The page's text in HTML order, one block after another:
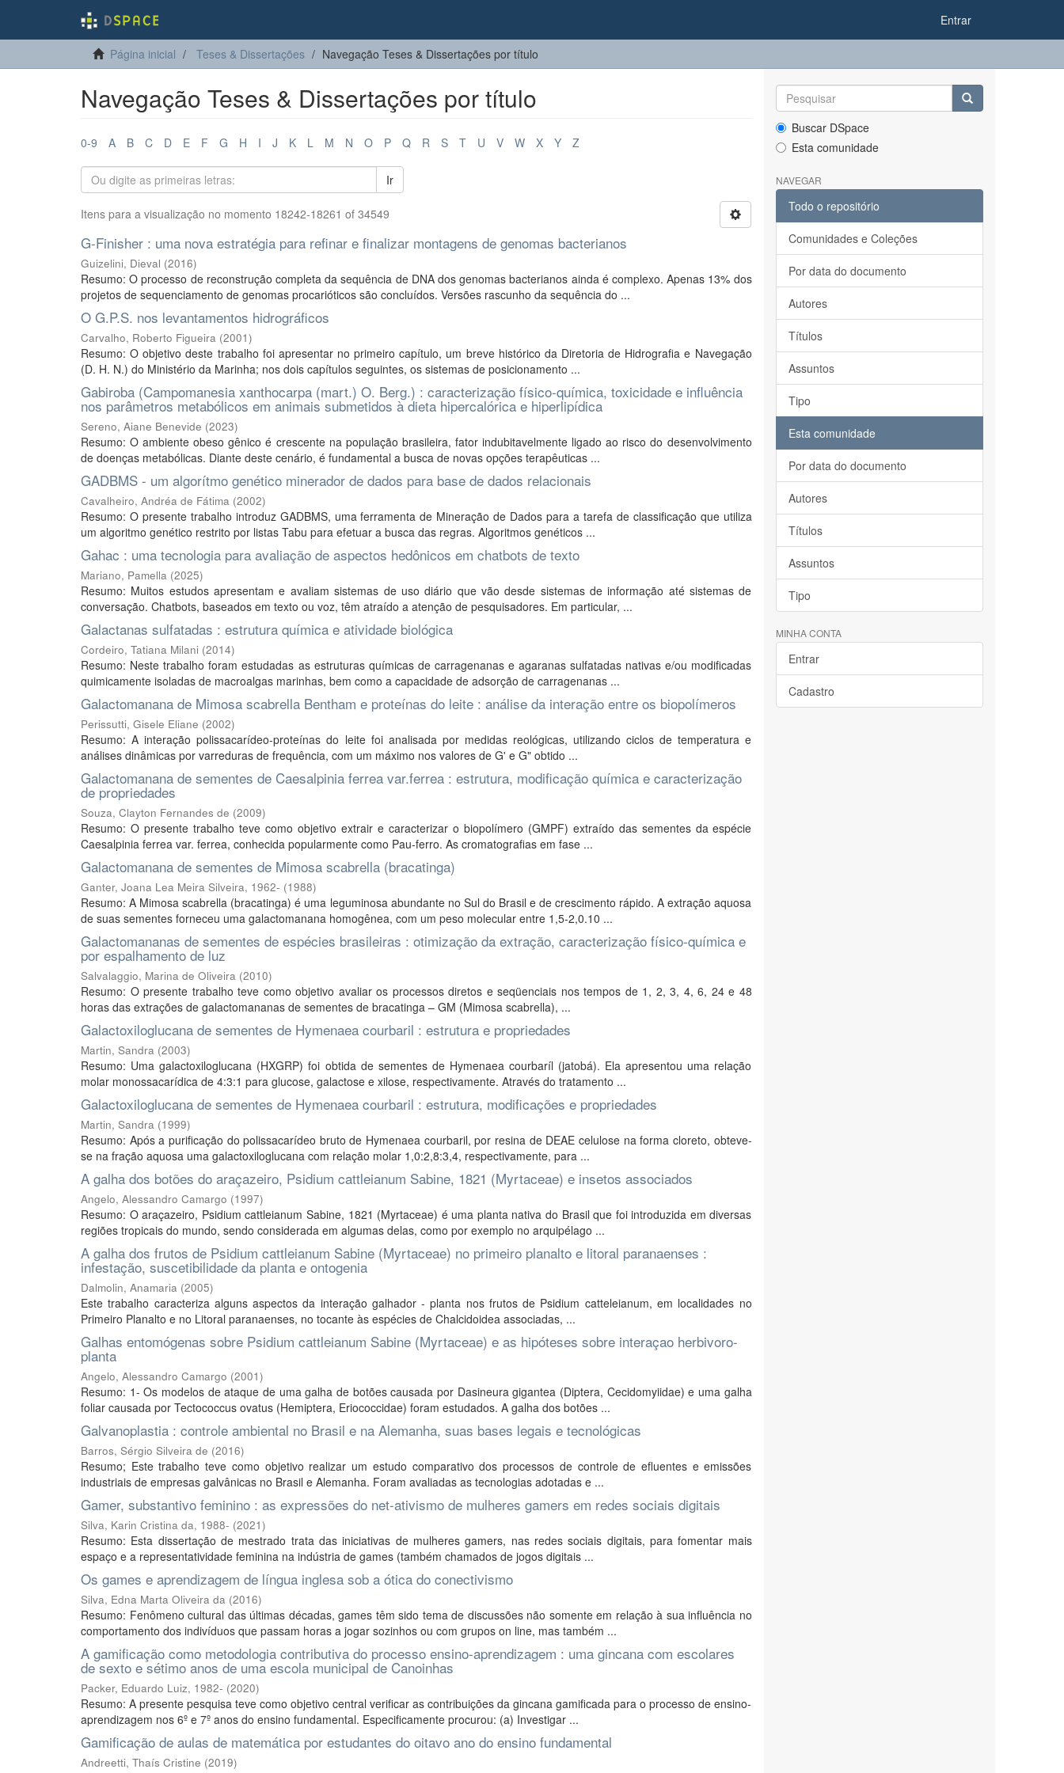
Entrar
Página inicial Teses & Dissertações Navegação Teses & Dissertações por título
Navegação Teses & Dissertações por título
0-9 A B C D E F G H I J K L M N O P Q R S T U V W X Y Z
Ir
Itens para a visualização no momento 18242-18261 of 34549
G-Finisher : uma nova estratégia para refinar e finalizar montagens de genomas bacterianos
Guizelini, Dieval (2016)
Resumo: O processo de reconstrução completa da sequência de DNA dos genomas bacterianos ainda é complexo. Apenas 13% dos
projetos de sequenciamento de genomas procarióticos são concluídos. Versões rascunho da sequência do ...
O G.P.S. nos levantamentos hidrográficos
Carvalho, Roberto Figueira (2001)
Resumo: O objetivo deste trabalho foi apresentar no primeiro capítulo, um breve histórico da Diretoria de Hidrografia e Navegação
(D. H. N.) do Ministério da Marinha; nos dois capítulos seguintes, os sistemas de posicionamento ...
Gabiroba (Campomanesia xanthocarpa (mart.) O. Berg.) : caracterização físico-química, toxicidade e influência
nos parâmetros metabólicos em animais submetidos à dieta hipercalórica e hiperlipídica
Sereno, Aiane Benevide (2023)
Resumo: O ambiente obeso gênico é crescente na população brasileira, fator indubitavelmente ligado ao risco do desenvolvimento
de doenças metabólicas. Diante deste cenário, é fundamental a busca de novas opções terapêuticas ...
GADBMS - um algorítmo genético minerador de dados para base de dados relacionais
Cavalheiro, Andréa de Fátima (2002)
Resumo: O presente trabalho introduz GADBMS, uma ferramenta de Mineração de Dados para a tarefa de classificação que utiliza
um algoritmo genético restrito por listas Tabu para efetuar a busca das regras. Algoritmos genéticos ...
Gahac : uma tecnologia para avaliação de aspectos hedônicos em chatbots de texto
Mariano, Pamella (2025)
Resumo: Muitos estudos apresentam e avaliam sistemas de uso diário que vão desde sistemas de informação até sistemas de
conversação. Chatbots, baseados em texto ou voz, têm atraído a atenção de pesquisadores. Em particular, ...
Galactanas sulfatadas : estrutura química e atividade biológica
Cordeiro, Tatiana Milani (2014)
Resumo: Neste trabalho foram estudadas as estruturas químicas de carragenanas e agaranas sulfatadas nativas e/ou modificadas
quimicamente isoladas de macroalgas marinhas, bem como a capacidade de adsorção de carragenanas ...
Galactomanana de Mimosa scabrella Bentham e proteínas do leite : análise da interação entre os biopolímeros
Perissutti, Gisele Eliane (2002)
Resumo: A interação polissacarídeo-proteínas do leite foi analisada por medidas reológicas, utilizando ciclos de temperatura e
análises dinâmicas por varreduras de frequência, com um máximo nos valores de G' e G" obtido ...
Galactomanana de sementes de Caesalpinia ferrea var.ferrea : estrutura, modificação química e caracterização
de propriedades
Souza, Clayton Fernandes de (2009)
Resumo: O presente trabalho teve como objetivo extrair e caracterizar o biopolímero (GMPF) extraído das sementes da espécie
Caesalpinia ferrea var. ferrea, conhecida popularmente como Pau-ferro. As cromatografias em fase ...
Galactomanana de sementes de Mimosa scabrella (bracatinga)
Ganter, Joana Lea Meira Silveira, 1962- (1988)
Resumo: A Mimosa scabrella (bracatinga) é uma leguminosa abundante no Sul do Brasil e de crescimento rápido. A extração aquosa
de suas sementes forneceu uma galactomanana homogênea, com um peso molecular entre 1,5-2,0.10 ...
Galactomananas de sementes de espécies brasileiras : otimização da extração, caracterização físico-química e
por espalhamento de luz
Salvalaggio, Marina de Oliveira (2010)
Resumo: O presente trabalho teve como objetivo avaliar os processos diretos e seqüenciais nos tempos de 1, 2, 3, 4, 6, 24 e 48
horas das extrações de galactomananas de sementes de bracatinga – GM (Mimosa scabrella), ...
Galactoxiloglucana de sementes de Hymenaea courbaril : estrutura e propriedades
Martin, Sandra (2003)
Resumo: Uma galactoxiloglucana (HXGRP) foi obtida de sementes de Hymenaea courbaríl (jatobá). Ela apresentou uma relação
molar monossacarídica de 4:3:1 para glucose, galactose e xilose, respectivamente. Através do tratamento ...
Galactoxiloglucana de sementes de Hymenaea courbaril : estrutura, modificações e propriedades
Martin, Sandra (1999)
Resumo: Após a purificação do polissacarídeo bruto de Hymenaea courbaril, por resina de DEAE celulose na forma cloreto, obteve-
se na fração aquosa uma galactoxiloglucana com relação molar 1,0:2,8:3,4, respectivamente, para ...
A galha dos botões do araçazeiro, Psidium cattleianum Sabine, 1821 (Myrtaceae) e insetos associados
Angelo, Alessandro Camargo (1997)
Resumo: O araçazeiro, Psidium cattleianum Sabine, 1821 (Myrtaceae) é uma planta nativa do Brasil que foi introduzida em diversas
regiões tropicais do mundo, sendo considerada em algumas delas, como por exemplo no arquipélago ...
A galha dos frutos de Psidium cattleianum Sabine (Myrtaceae) no primeiro planalto e litoral paranaenses :
infestação, suscetibilidade da planta e ontogenia
Dalmolin, Anamaria (2005)
Este trabalho caracteriza alguns aspectos da interação galhador - planta nos frutos de Psidium catteleianum, em localidades no
Primeiro Planalto e no Litoral paranaenses, no tocante às espécies de Chalcidoidea associadas, ...
Galhas entomógenas sobre Psidium cattleianum Sabine (Myrtaceae) e as hipóteses sobre interaçao herbivoro-
planta
Angelo, Alessandro Camargo (2001)
Resumo: 1- Os modelos de ataque de uma galha de botões causada por Dasineura gigantea (Diptera, Cecidomyiidae) e uma galha
foliar causada por Tectococcus ovatus (Hemiptera, Eriococcidae) foram estudados. A galha dos botões ...
Galvanoplastia : controle ambiental no Brasil e na Alemanha, suas bases legais e tecnológicas
Barros, Sérgio Silveira de (2016)
Resumo; Este trabalho teve como objetivo realizar um estudo comparativo dos processos de controle de efluentes e emissões
industriais de empresas galvânicas no Brasil e Alemanha. Foram avaliadas as tecnologias adotadas e ...
Gamer, substantivo feminino : as expressões do net-ativismo de mulheres gamers em redes sociais digitais
Silva, Karin Cristina da, 1988- (2021)
Resumo: Esta dissertação de mestrado trata das iniciativas de mulheres gamers, nas redes sociais digitais, para fomentar mais
espaço e a representatividade feminina na indústria de games (também chamados de jogos digitais ...
Os games e aprendizagem de língua inglesa sob a ótica do conectivismo
Silva, Edna Marta Oliveira da (2016)
Resumo: Fenômeno cultural das últimas décadas, games têm sido tema de discussões não somente em relação à sua influência no
comportamento dos indivíduos que passam horas a jogar sozinhos ou com grupos on line, mas também ...
A gamificação como metodologia contributiva do processo ensino-aprendizagem : uma gincana com escolares
de sexto e sétimo anos de uma escola municipal de Canoinhas
Packer, Eduardo Luiz, 1982- (2020)
Resumo: A presente pesquisa teve como objetivo central verificar as contribuições da gincana gamificada para o processo de ensino-
aprendizagem nos 6º e 7º anos do ensino fundamental. Especificamente procurou: (a) Investigar ...
Gamificação de aulas de matemática por estudantes do oitavo ano do ensino fundamental
Andreetti, Thaís Cristine (2019)
Buscar DSpace
Esta comunidade
NAVEGAR
Todo o repositório
Comunidades e Coleções
Por data do documento
Autores
Títulos
Assuntos
Tipo
Esta comunidade
Por data do documento
Autores
Títulos
Assuntos
Tipo
MINHA CONTA
Entrar
Cadastro